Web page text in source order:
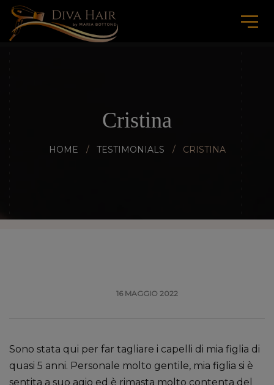
Cristina
HOME TESTIMONIALS CRISTINA
16 MAGGIO 2022
Sono stata qui per far tagliare i capelli di mia figlia di
quasi 5 anni. Personale molto gentile, mia figlia si è
sentita a suo agio ed è rimasta molto contenta del